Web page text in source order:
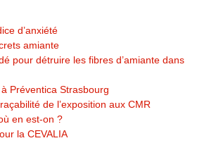
d’anxiété
amiante
pour détruire les fibres d’amiante dans
Préventica Strasbourg
de l’exposition aux CMR
en est-on ?
la CEVALIA